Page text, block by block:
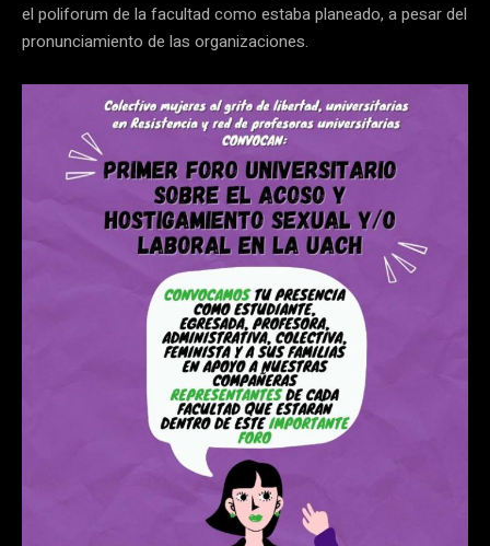
el poliforum de la facultad como estaba planeado, a pesar del
pronunciamiento de las organizaciones.